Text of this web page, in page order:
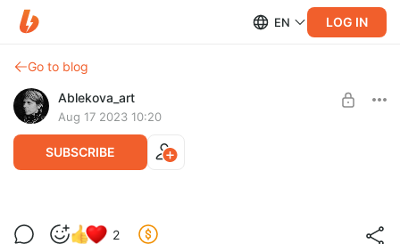
EN LOG IN
Go to blog
Ablekova_art
Aug 17 2023 10:20
SUBSCRIBE
"Будни кота"
2